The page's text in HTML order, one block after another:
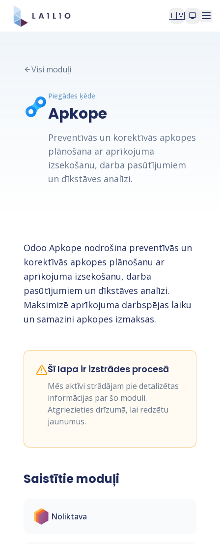
🇱🇻
Visi moduļi
Piegādes ķēde
Apkope
Preventīvās un korektīvās apkopes
plānošana ar aprīkojuma
izsekošanu, darba pasūtījumiem
un dīkstāves analīzi.
Odoo Apkope nodrošina preventīvās un
korektīvās apkopes plānošanu ar
aprīkojuma izsekošanu, darba
pasūtījumiem un dīkstāves analīzi.
Maksimizē aprīkojuma darbspējas laiku
un samazini apkopes izmaksas.
Šī lapa ir izstrādes procesā
Mēs aktīvi strādājam pie detalizētas
informācijas par šo moduli.
Atgriezieties drīzumā, lai redzētu
jaunumus.
Saistītie moduļi
Noliktava